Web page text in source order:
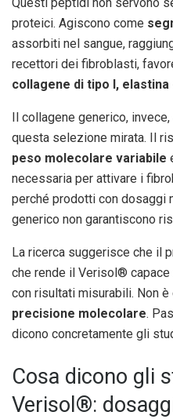
Questi peptidi non servono
proteici. Agiscono come
assorbiti nel sangue,
recettori dei fibroblasti,
collagene di tipo I,
Il collagene generico,
questa selezione mirata. Il
peso molecolare variabile
necessaria per attivare i
perché prodotti con dosaggi
generico non garantiscono
La ricerca suggerisce che il
che rende il Verisol® capace
con risultati misurabili. Non
precisione molecolare.
dicono concretamente gli
Cosa dicono gli
Verisol®: